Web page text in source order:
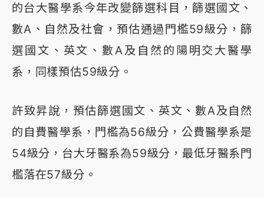
的台大醫學系今年改變篩選科目，篩選國文、
數A、自然及社會，預估通過門檻59級分，篩
選國文、英文、數A及自然的陽明交大醫學
系，同樣預估59級分。
許致昇說，預估篩選國文、英文、數A及自然
的自費醫學系，門檻為56級分，公費醫學系是
54級分，台大牙醫系為59級分，最低牙醫系門
檻落在57級分。